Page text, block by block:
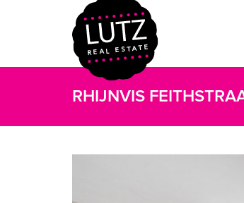
RHIJNVIS